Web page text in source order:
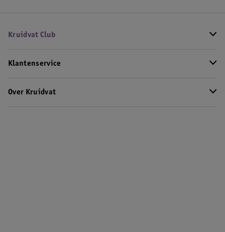
Kruidvat Club
Klantenservice
Over Kruidvat